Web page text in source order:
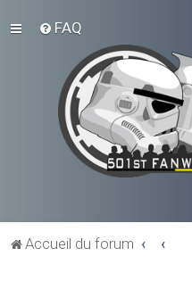
FAQ
Accueil du forum